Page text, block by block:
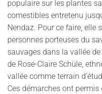
populaire sur les plantes
comestibles entretenu
Nendaz. Pour ce faire, elle
personnes porteuses du
sauvages dans la vallée
de Rose-Claire Schüle,
vallée comme terrain
Ces démarches ont